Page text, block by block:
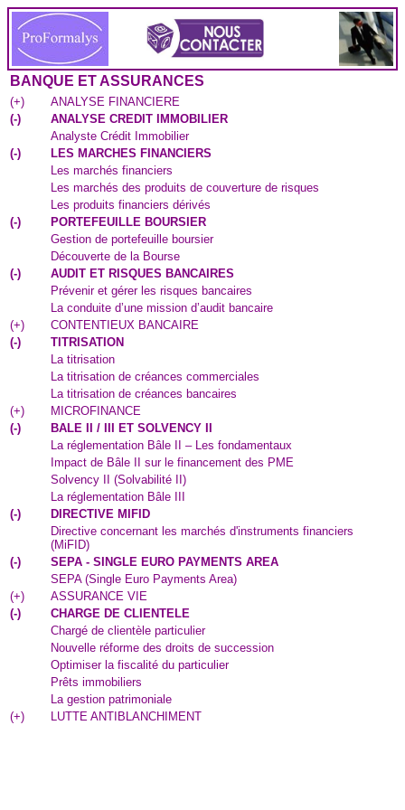
BANQUE ET ASSURANCES
(+)
ANALYSE FINANCIERE
(-)
ANALYSE CREDIT IMMOBILIER
Analyste Crédit Immobilier
(-)
LES MARCHES FINANCIERS
Les marchés financiers
Les marchés des produits de couverture de risques
Les produits financiers dérivés
(-)
PORTEFEUILLE BOURSIER
Gestion de portefeuille boursier
Découverte de la Bourse
(-)
AUDIT ET RISQUES BANCAIRES
Prévenir et gérer les risques bancaires
La conduite d’une mission d’audit bancaire
(+)
CONTENTIEUX BANCAIRE
(-)
TITRISATION
La titrisation
La titrisation de créances commerciales
La titrisation de créances bancaires
(+)
MICROFINANCE
(-)
BALE II / III ET SOLVENCY II
La réglementation Bâle II – Les fondamentaux
Impact de Bâle II sur le financement des PME
Solvency II (Solvabilité II)
La réglementation Bâle III
(-)
DIRECTIVE MIFID
Directive concernant les marchés d'instruments financiers
(MiFID)
(-)
SEPA - SINGLE EURO PAYMENTS AREA
SEPA (Single Euro Payments Area)
(+)
ASSURANCE VIE
(-)
CHARGE DE CLIENTELE
Chargé de clientèle particulier
Nouvelle réforme des droits de succession
Optimiser la fiscalité du particulier
Prêts immobiliers
La gestion patrimoniale
(+) LUTTE ANTIBLANCHIMENT